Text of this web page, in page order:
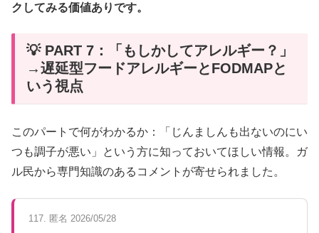
クしてみる価値ありです。
💡 PART 7：「もしかしてアレルギー？」
→遅延型フードアレルギーとFODMAPと
いう視点
このパートで何がわかるか：「じんましんも出ないのにい
つも調子が悪い」という方に知っておいてほしい情報。ガ
ル民から専門知識のあるコメントが寄せられました。
117. 匿名 2026/05/28